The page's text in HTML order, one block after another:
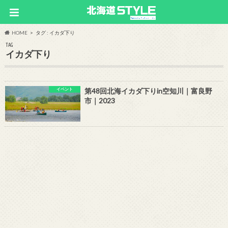
HOME タグ : イカダ下り
TAG
イカダ下り
イベント
第48回北海イカダ下りin空知川｜富良野
市｜2023